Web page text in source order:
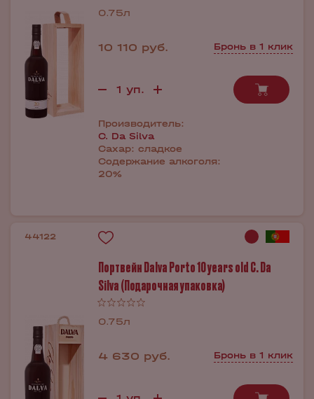
0.75л
10 110 руб. Бронь в 1 клик
Производитель:
C. Da Silva
Сахар: сладкое
Содержание алкоголя:
20%
44122
Портвейн Dalva Porto 10 years old C. Da
Silva (Подарочная упаковка)
0.75л
4 630 руб. Бронь в 1 клик